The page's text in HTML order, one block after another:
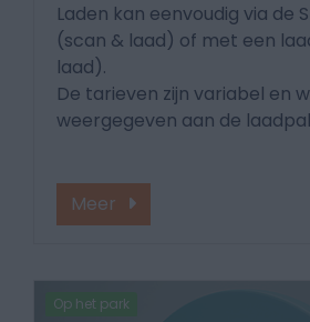
Laden kan eenvoudig via de
(scan & laad) of met een
laad).
De tarieven zijn variabel en
weergegeven aan de
Meer
Op het park